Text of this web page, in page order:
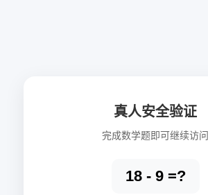
真人安全验证
完成数学题即可继续访问
18 - 9 =?